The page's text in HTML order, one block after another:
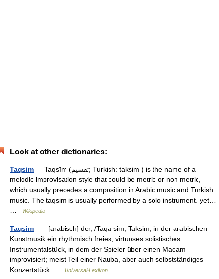
Look at other dictionaries:
Taqsim — Taqsīm (تقسيم; Turkish: taksim ) is the name of a
melodic improvisation style that could be metric or non metric,
which usually precedes a composition in Arabic music and Turkish
music. The taqsim is usually performed by a solo instrument، yet…
Wikipedia
Taqsim — [arabisch] der, /Taqa sim, Taksim, in der arabischen
Kunstmusik ein rhythmisch freies, virtuoses solistisches
Instrumentalstück, in dem der Spieler über einen Maqam
improvisiert; meist Teil einer Nauba, aber auch selbstständiges
Konzertstück …
Universal-Lexikon